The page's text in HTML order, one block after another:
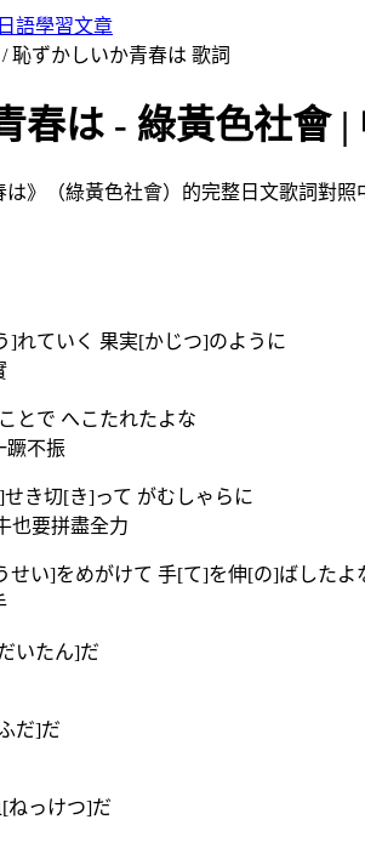
日語學習文章
/恥ずかしいか青春は 歌詞
春は - 綠黃色社會 |
は》（綠黃色社會）的完整日文歌詞對
]れていく 果実[かじつ]のように
とで へこたれたよな
蹶不振
き切[き]って がむしゃらに
也要拼盡全力
せい]をめがけて 手[て]を伸[の]ばしたよ
いたん]だ
だ]だ
ねっけつ]だ